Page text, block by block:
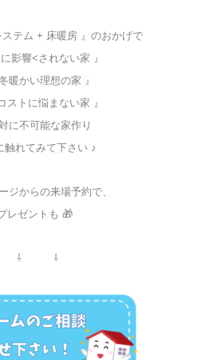
テム + 床暖房 』のおかげで
影響<されない家 』
暖かい理想の家 』
ストに悩まない家 』
に不可能な家作り
触れてみて下さい ♪
ジからの来場予約で、
レゼントも 🎁
⇩ ⇩